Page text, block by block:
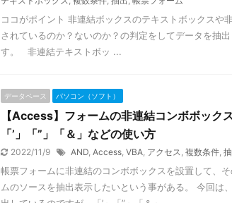
ココがポイント 非連結ボックスのテキストボックスや
されているのか？ないのか？の判定をしてデータを抽
す。 非連結テキストボッ ...
データベース パソコン（ソフト）
【Access】フォームの非連結コンボボック
「’」「”」「＆」などの使い方
2022/11/9 AND, Access, VBA, アクセス, 複数条件,
帳票フォームに非連結のコンボボックスを設置して、
ムのソースを抽出表示したいという事がある。 今回は